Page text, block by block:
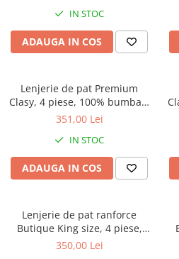
Gri
Mov
Roz
Bej
Imprimeu
Cu dungi
Cu inimioare
ARSIDA V4
IN STOC
ADAUGA IN COS
Lenjerie de pat Premium
Clasy, 4 piese, 100% bumbac,
caramiziu, model uni cu
ARSIDA V2
351,00 Lei
IN STOC
ADAUGA IN COS
Lenjerie de pat ranforce
Butique King size, 4 piese,
100% bumbac ranforce, crem,
350,00 Lei